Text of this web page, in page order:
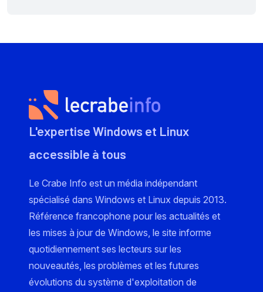
L'expertise Windows et Linux
accessible à tous
Le Crabe Info est un média indépendant
spécialisé dans Windows et Linux depuis 2013.
Référence francophone pour les actualités et
les mises à jour de Windows, le site informe
quotidiennement ses lecteurs sur les
nouveautés, les problèmes et les futures
évolutions du système d'exploitation de